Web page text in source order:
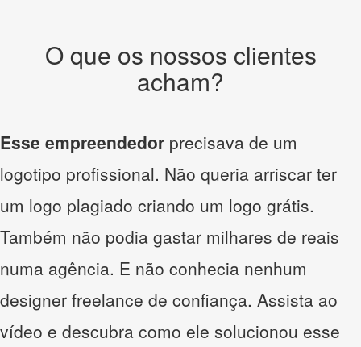
O que os nossos clientes
acham?
Esse empreendedor precisava de um
logotipo profissional. Não queria arriscar ter
um logo plagiado criando um logo grátis.
Também não podia gastar milhares de reais
numa agência. E não conhecia nenhum
designer freelance de confiança. Assista ao
vídeo e descubra como ele solucionou esse